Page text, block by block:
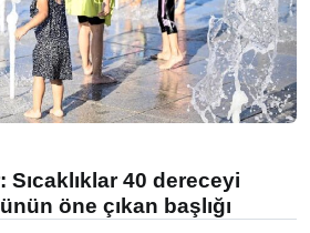
40 dereceyi
öne çıkan başlığı